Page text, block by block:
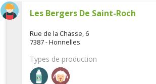
Les Bergers De Saint-Roch
Rue de la Chasse, 6
7387 - Honnelles
Types de production